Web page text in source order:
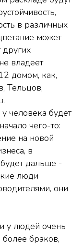
в различных
может
других
владеет
домом, как,
Тельцов,
человека будет
чего-то:
на новой
в
дальше -
люди
они
у людей очень
браков,